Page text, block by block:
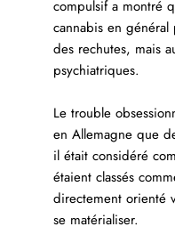
compulsif a montré
cannabis en
des rechutes, mais
psychiatriques.
Le trouble
en Allemagne que
il était considéré
étaient classés
directement orienté
se matérialiser.